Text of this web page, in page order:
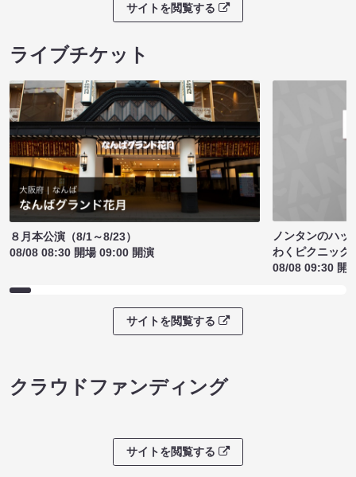
サイトを閲覧する
ライブチケット
８月本公演（8/1～8/23）
08/08 08:30 開場 09:00 開演
ノンタンのハッ
わくピクニック
08/08 09:30 開
サイトを閲覧する
クラウドファンディング
サイトを閲覧する